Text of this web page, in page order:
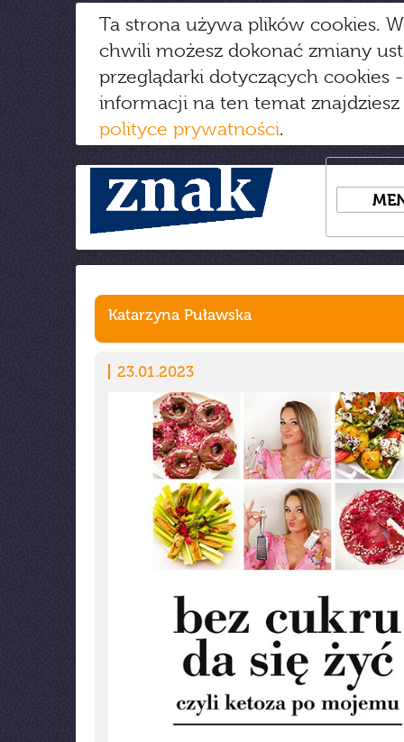
Ta strona używa plików cookies.
chwili możesz dokonać zmiany
przeglądarki dotyczących cookies
informacji na ten temat
polityce prywatności.
Katarzyna Puławska
23.01.2023